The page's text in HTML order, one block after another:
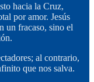
hacia la Cruz,
por amor. Jesús
un fracaso, sino el
al contrario,
que nos salva.